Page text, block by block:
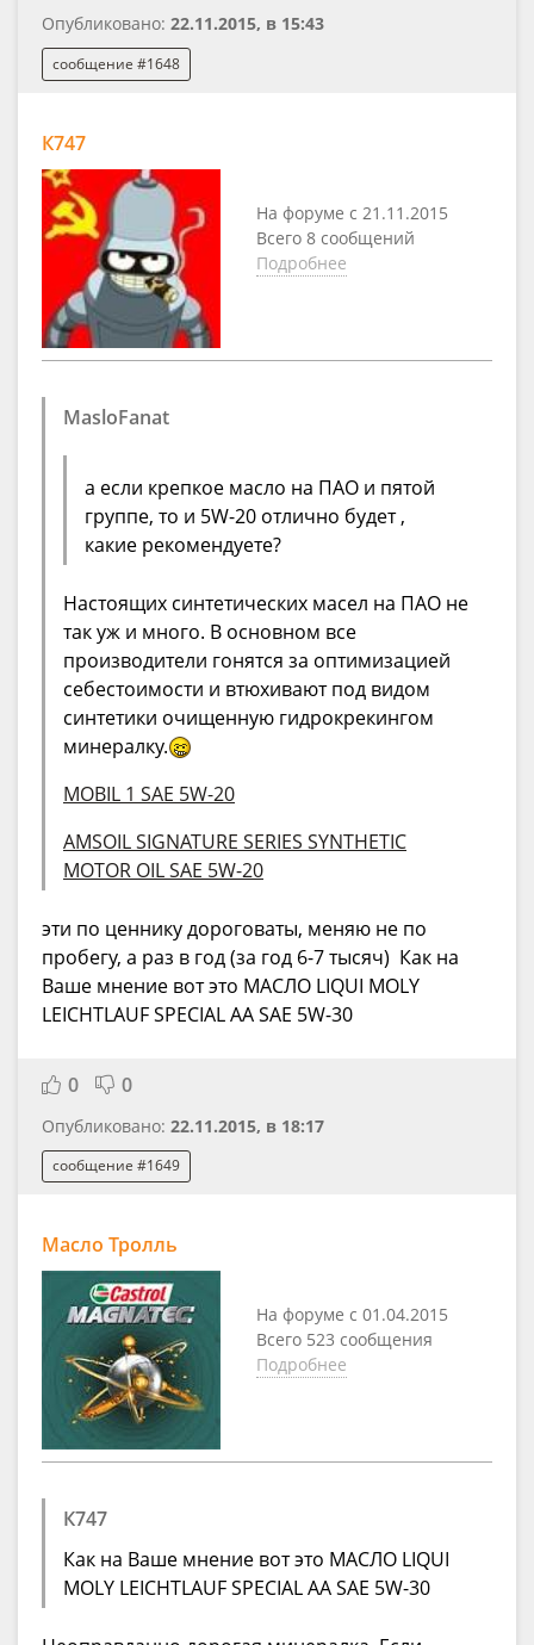
Опубликовано: 22.11.2015, в 15:43
сообщение #1648
К747
На форуме с 21.11.2015
Всего 8 сообщений
Подробнее
MasloFanat
а если крепкое масло на ПАО и пятой
группе, то и 5W-20 отлично будет ,
какие рекомендуете?
Настоящих синтетических масел на ПАО не
так уж и много. В основном все
производители гонятся за оптимизацией
себестоимости и втюхивают под видом
синтетики очищенную гидрокрекингом
минералку.
MOBIL 1 SAE 5W-20
AMSOIL SIGNATURE SERIES SYNTHETIC
MOTOR OIL SAE 5W-20
эти по ценнику дороговаты, меняю не по
пробегу, а раз в год (за год 6-7 тысяч) Как на
Ваше мнение вот это МАСЛО LIQUI MOLY
LEICHTLAUF SPECIAL AA SAE 5W-30
0 0
Опубликовано: 22.11.2015, в 18:17
сообщение #1649
Масло Тролль
На форуме с 01.04.2015
Всего 523 сообщения
Подробнее
К747
Как на Ваше мнение вот это МАСЛО LIQUI
MOLY LEICHTLAUF SPECIAL AA SAE 5W-30